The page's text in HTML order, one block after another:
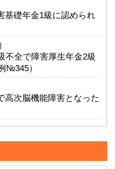
基礎年金1級に認められ
不全で障害厚生年金2級
№345）
高次脳機能障害となった